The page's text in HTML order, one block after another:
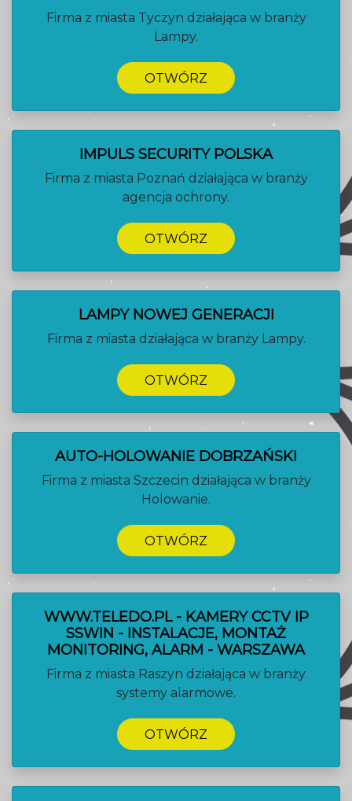
Firma z miasta Tyczyn działająca w branży
Lampy.
OTWÓRZ
IMPULS SECURITY POLSKA
Firma z miasta Poznań działająca w branży
agencja ochrony.
OTWÓRZ
LAMPY NOWEJ GENERACJI
Firma z miasta działająca w branży Lampy.
OTWÓRZ
AUTO-HOLOWANIE DOBRZAŃSKI
Firma z miasta Szczecin działająca w branży
Holowanie.
OTWÓRZ
WWW.TELEDO.PL - KAMERY CCTV IP
SSWIN - INSTALACJE, MONTAŻ
MONITORING, ALARM - WARSZAWA
Firma z miasta Raszyn działająca w branży
systemy alarmowe.
OTWÓRZ